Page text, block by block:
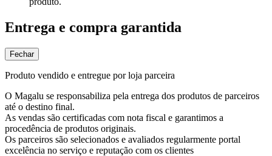
Entrega e compra garantida
Fechar
Produto vendido e entregue por loja parceira
O Magalu se responsabiliza pela entrega dos produtos de parceiros
até o destino final.
As vendas são certificadas com nota fiscal e garantimos a
procedência de produtos originais.
Os parceiros são selecionados e avaliados regularmente portal
excelência no serviço e reputação com os clientes